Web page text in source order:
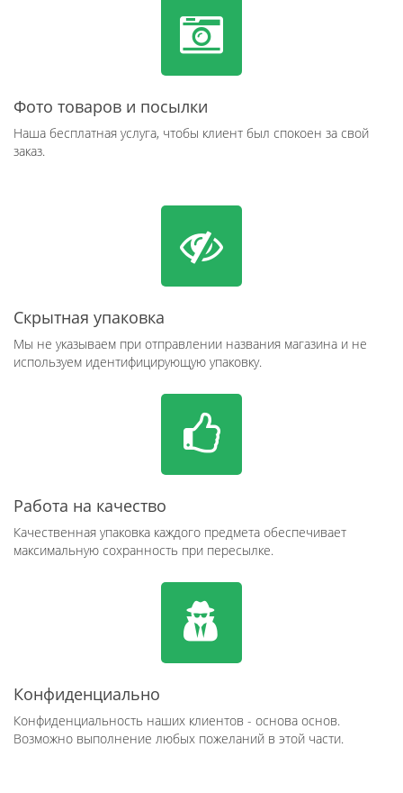
Фото товаров и посылки
Наша бесплатная услуга, чтобы клиент был спокоен за свой
заказ.
Скрытная упаковка
Мы не указываем при отправлении названия магазина и не
используем идентифицирующую упаковку.
Работа на качество
Качественная упаковка каждого предмета обеспечивает
максимальную сохранность при пересылке.
Конфиденциально
Конфиденциальность наших клиентов - основа основ.
Возможно выполнение любых пожеланий в этой части.